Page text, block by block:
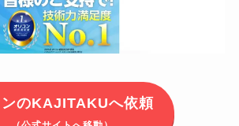
のKAJITAKUへ依頼